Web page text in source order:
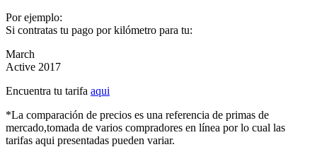
Por ejemplo:
Si contratas tu pago por kilómetro para tu:
March
Active 2017
Encuentra tu tarifa aqui
*La comparación de precios es una referencia de primas de
mercado,tomada de varios compradores en línea por lo cual las
tarifas aqui presentadas pueden variar.